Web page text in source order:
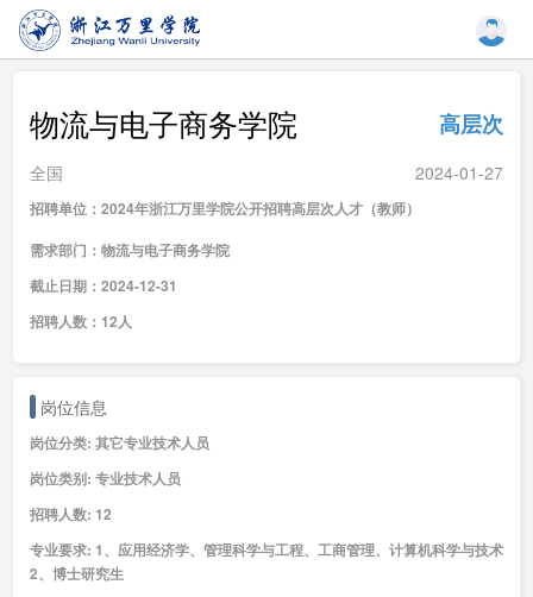
物流与电子商务学院 高层次
全国 2024-01-27
招聘单位：2024年浙江万里学院公开招聘高层次人才（教师）
需求部门：物流与电子商务学院
截止日期：2024-12-31
招聘人数：12人
岗位信息
岗位分类: 其它专业技术人员
岗位类别: 专业技术人员
招聘人数: 12
专业要求: 1、应用经济学、管理科学与工程、工商管理、计算机科学与技术
2、博士研究生